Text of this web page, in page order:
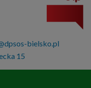
bielsko.pl
15